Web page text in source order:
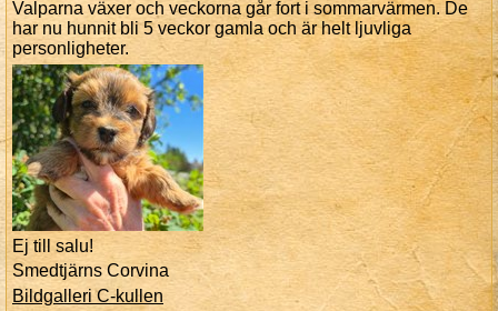
Valparna växer och veckorna går fort i sommarvärmen. De
har nu hunnit bli 5 veckor gamla och är helt ljuvliga
personligheter.
Ej till salu!
Smedtjärns Corvina
Bildgalleri C-kullen